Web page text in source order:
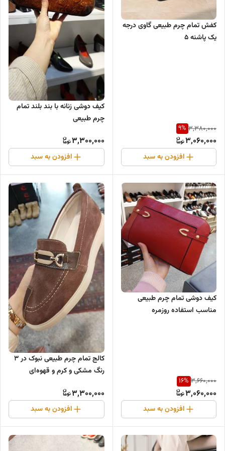
کفش تمام چرم طبیعی گاوی درجه
یک پاشنه ۵
3,380,000
9%
3,060,000
افزودن به سبد
کیف دوشی زنانه با بند بلند تمام
چرم طبیعی
3,300,000
افزودن به سبد
کیف دوشی تمام چرم طبیعی
مناسب استفاده روزمره
3,660,000
16%
3,060,000
افزودن به سبد
کالج تمام چرم طبیعی نبوک در ۳
رنگ مشکی و کرم و قهوه‌ای
3,300,000
افزودن به سبد